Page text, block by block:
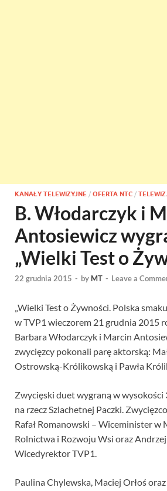
KANAŁY TELEWIZYJNE / OFERTA NTC /
B. Włodarczyk i
Antosiewicz
„Wielki Test o
22 grudnia 2015 - by MT - Leave a
„Wielki Test o Żywności. Polska
w TVP1 wieczorem 21 grudnia 2015
Barbara Włodarczyk i Marcin
zwycięzcy pokonali parę aktorską:
Ostrowską-Królikowską i Pawła
Zwycięski duet wygraną w wysokości
na rzecz Szlachetnej Paczki.
Rafał Romanowski – Wiceminister
Rolnictwa i Rozwoju Wsi oraz
Wicedyrektor TVP1.
Paulina Chylewska, Maciej Orłoś